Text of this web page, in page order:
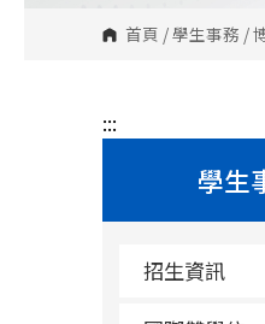
首頁 /學生事務 /
:::
學生
招生資訊